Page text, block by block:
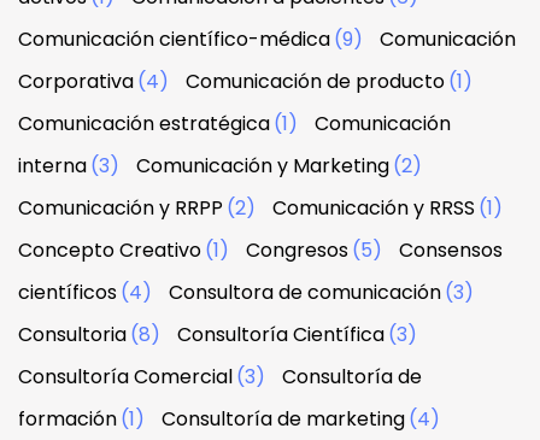
Comunicación científico-médica(9)
Comunicación
Corporativa(4) Comunicación de producto(1)
Comunicación estratégica(1)
Comunicación
interna(3) Comunicación y Marketing(2)
Comunicación y RRPP (2) Comunicación y RRSS (1)
Concepto Creativo(1) Congresos(5)
Consensos
científicos(4) Consultora de comunicación(3)
Consultoria(8) Consultoría Científica(3)
Consultoría Comercial(3)
Consultoría de
formación(1) Consultoría de marketing(4)